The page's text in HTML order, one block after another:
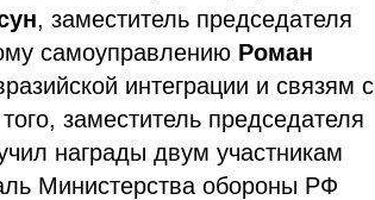
, заместитель председателя
самоуправлению Роман
интеграции и связям с
заместитель председателя
награды двум участникам
Министерства обороны РФ